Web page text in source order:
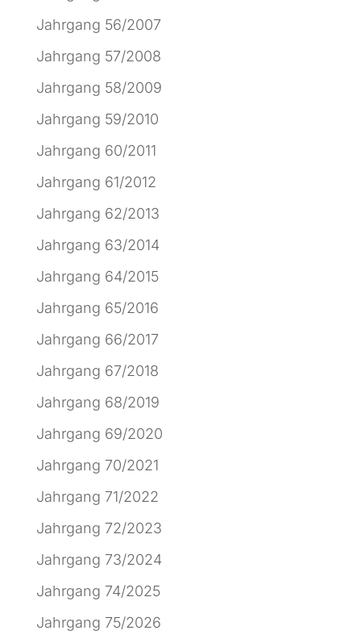
Jahrgang 56/2007
Jahrgang 57/2008
Jahrgang 58/2009
Jahrgang 59/2010
Jahrgang 60/2011
Jahrgang 61/2012
Jahrgang 62/2013
Jahrgang 63/2014
Jahrgang 64/2015
Jahrgang 65/2016
Jahrgang 66/2017
Jahrgang 67/2018
Jahrgang 68/2019
Jahrgang 69/2020
Jahrgang 70/2021
Jahrgang 71/2022
Jahrgang 72/2023
Jahrgang 73/2024
Jahrgang 74/2025
Jahrgang 75/2026